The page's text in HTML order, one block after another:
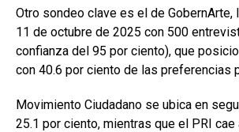
Otro sondeo clave es el de GobernArte,
11 de octubre de 2025 con 500
confianza del 95 por ciento), que
con 40.6 por ciento de las preferencias
Movimiento Ciudadano se ubica en
25.1 por ciento, mientras que el PRI cae